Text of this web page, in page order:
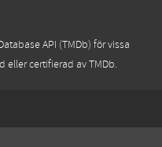
API (TMDb) för vissa
eller certifierad av TMDb.